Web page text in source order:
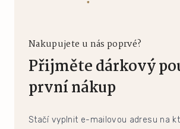
Nakupujete u nás poprvé?
Přijměte dárkový
první nákup
Stačí vyplnit e-mailovou adresu na